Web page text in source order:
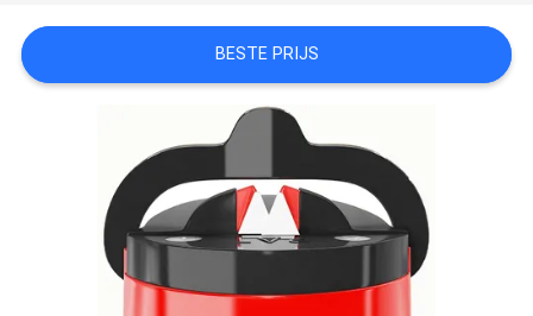
VRAAG
EEN
SITEMAP
PRIVACY
BESTE PRIJS